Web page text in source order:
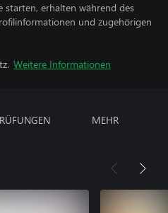
starten, erhalten während des
und zugehörigen
Weitere Informationen
MEHR